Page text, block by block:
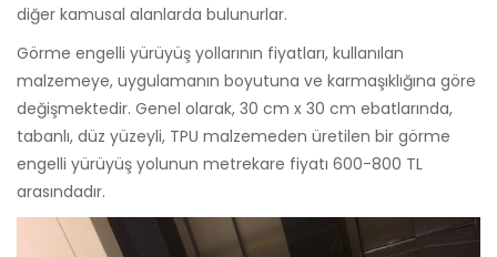
diğer kamusal alanlarda bulunurlar.
Görme engelli yürüyüş yollarının fiyatları, kullanılan
malzemeye, uygulamanın boyutuna ve karmaşıklığına göre
değişmektedir. Genel olarak, 30 cm x 30 cm ebatlarında,
tabanlı, düz yüzeyli, TPU malzemeden üretilen bir görme
engelli yürüyüş yolunun metrekare fiyatı 600-800 TL
arasındadır.